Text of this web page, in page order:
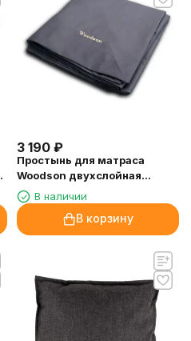
3 190 ₽
Простынь для матраса
Woodson двухслойная
200х70
В наличии
В корзину